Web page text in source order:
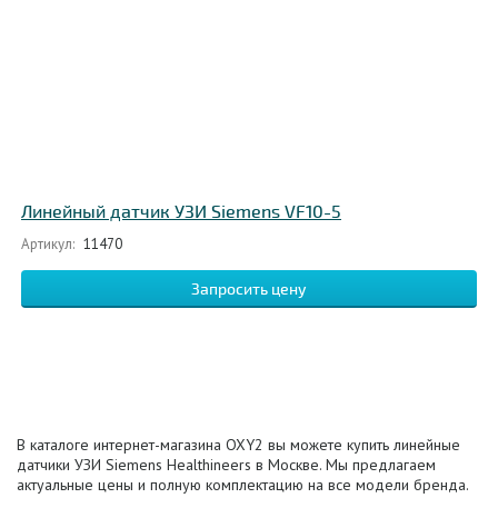
Линейный датчик УЗИ Siemens VF10-5
Артикул: 11470
Запросить цену
В каталоге интернет-магазина OXY2 вы можете купить линейные
датчики УЗИ Siemens Healthineers в Москве. Мы предлагаем
актуальные цены и полную комплектацию на все модели бренда.